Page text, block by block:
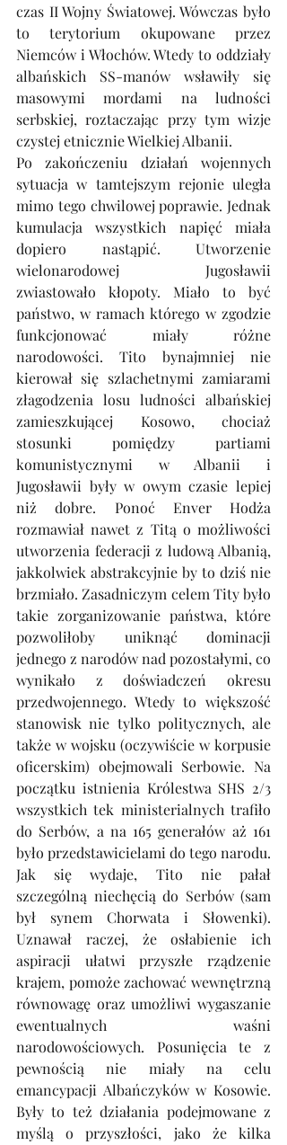
czas II Wojny Światowej. Wówczas było
to terytorium okupowane przez
Niemców i Włochów. Wtedy to oddziały
albańskich SS-manów wsławiły się
masowymi mordami na ludności
serbskiej, roztaczając przy tym wizje
czystej etnicznie Wielkiej Albanii.
Po zakończeniu działań wojennych
sytuacja w tamtejszym rejonie uległa
mimo tego chwilowej poprawie. Jednak
kumulacja wszystkich napięć miała
dopiero nastąpić. Utworzenie
wielonarodowej Jugosławii
zwiastowało kłopoty. Miało to być
państwo, w ramach którego w zgodzie
funkcjonować miały różne
narodowości. Tito bynajmniej nie
kierował się szlachetnymi zamiarami
złagodzenia losu ludności albańskiej
zamieszkującej Kosowo, chociaż
stosunki pomiędzy partiami
komunistycznymi w Albanii i
Jugosławii były w owym czasie lepiej
niż dobre. Ponoć Enver Hodża
rozmawiał nawet z Titą o możliwości
utworzenia federacji z ludową Albanią,
jakkolwiek abstrakcyjnie by to dziś nie
brzmiało. Zasadniczym celem Tity było
takie zorganizowanie państwa, które
pozwoliłoby uniknąć dominacji
jednego z narodów nad pozostałymi, co
wynikało z doświadczeń okresu
przedwojennego. Wtedy to większość
stanowisk nie tylko politycznych, ale
także w wojsku (oczywiście w korpusie
oficerskim) obejmowali Serbowie. Na
początku istnienia Królestwa SHS 2/3
wszystkich tek ministerialnych trafiło
do Serbów, a na 165 generałów aż 161
było przedstawicielami do tego narodu.
Jak się wydaje, Tito nie pałał
szczególną niechęcią do Serbów (sam
był synem Chorwata i Słowenki).
Uznawał raczej, że osłabienie ich
aspiracji ułatwi przyszłe rządzenie
krajem, pomoże zachować wewnętrzną
równowagę oraz umożliwi wygaszanie
ewentualnych waśni
narodowościowych. Posunięcia te z
pewnością nie miały na celu
emancypacji Albańczyków w Kosowie.
Były to też działania podejmowane z
myślą o przyszłości, jako że kilka